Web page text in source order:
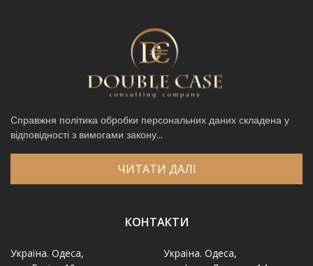
Справжня політика обробки персональних даних складена у
відповідності з вимогами закону...
ЧИТАТИ ДАЛІ
КОНТАКТИ
Україна. Одеса,
Україна. Одеса,